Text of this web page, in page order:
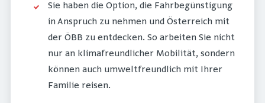
Sie haben die Option, die Fahrbegünstigung
in Anspruch zu nehmen und Österreich mit
der ÖBB zu entdecken. So arbeiten Sie nicht
nur an klimafreundlicher Mobilität, sondern
können auch umweltfreundlich mit Ihrer
Familie reisen.